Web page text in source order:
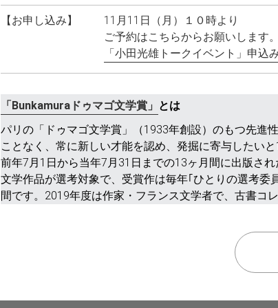
【お申し込み】
11月11日（月）１０時より
ご予約はこちらからお願いします。
「小田光雄トークイベント」申込
「Bunkamuraドゥマゴ文学賞」 とは
パリの「ドゥマゴ文学賞」（1933年創設）のもつ先進
ことなく、常に新しい才能を認め、発掘に寄与したいと
前年7月1日から当年7月31日までの13ヶ月間に出版さ
文学作品が選考対象で、受賞作は毎年｢ひとりの選考
間です。2019年度は作家・フランス文学者で、古書コ